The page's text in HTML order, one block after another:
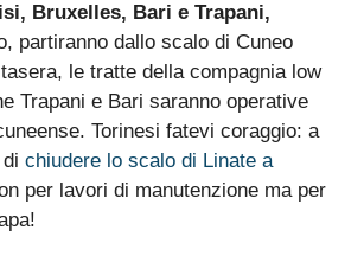
Bruxelles, Bari e Trapani,
partiranno dallo scalo di Cuneo
le tratte della compagnia low
Trapani e Bari saranno operative
Torinesi fatevi coraggio: a
chiudere lo scalo di Linate a
per lavori di manutenzione ma per